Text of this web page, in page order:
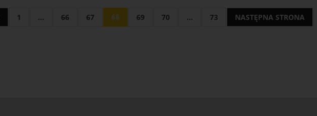
1 ... 66 67 68 69 70 ... 73 NASTĘPNA STRONA